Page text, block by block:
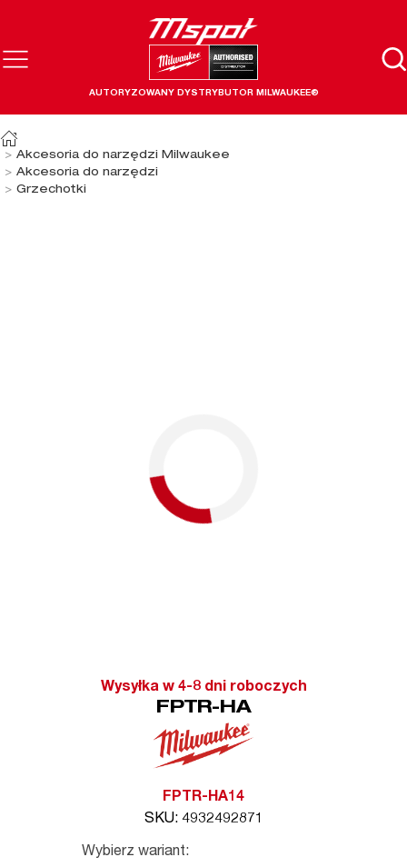
AUTORYZOWANY DYSTRYBUTOR MILWAUKEE®
Akcesoria do narzędzi Milwaukee
Akcesoria do narzędzi
Grzechotki
Wysyłka w 4-8 dni roboczych
FPTR-HA
FPTR-HA14
SKU: 4932492871
Wybierz wariant: